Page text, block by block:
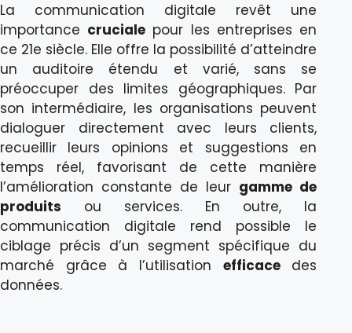
La communication digitale revêt une
importance cruciale pour les entreprises en
ce 21e siècle. Elle offre la possibilité d’atteindre
un auditoire étendu et varié, sans se
préoccuper des limites géographiques. Par
son intermédiaire, les organisations peuvent
dialoguer directement avec leurs clients,
recueillir leurs opinions et suggestions en
temps réel, favorisant de cette manière
l’amélioration constante de leur gamme de
produits ou services. En outre, la
communication digitale rend possible le
ciblage précis d’un segment spécifique du
marché grâce à l’utilisation efficacedes
données.